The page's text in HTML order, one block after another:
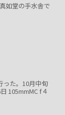
如堂の手水舎で
った。10月中旬
105mmMC f４